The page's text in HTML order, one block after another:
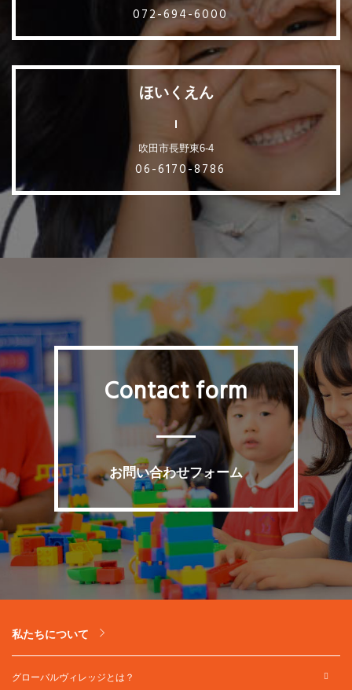
072-694-6000
ほいくえん
吹田市長野東6-4
06-6170-8786
Contact form
お問い合わせフォーム
私たちについて
グローバルヴィレッジとは？